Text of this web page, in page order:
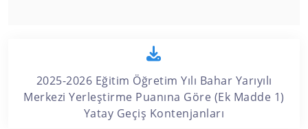
2025-2026 Eğitim Öğretim Yılı Bahar Yarıyılı
Merkezi Yerleştirme Puanına Göre (Ek Madde 1)
Yatay Geçiş Kontenjanları